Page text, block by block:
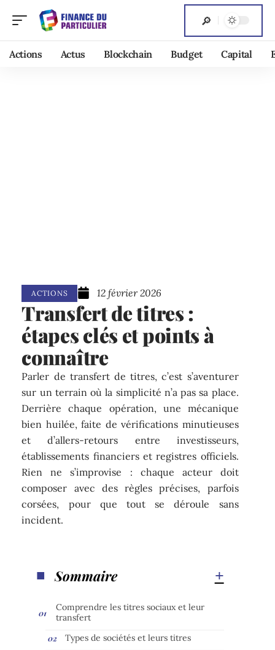
Actions Actus Blockchain Budget Capital
ACTIONS 12 février 2026
Transfert de titres :
étapes clés et points à
connaître
Parler de transfert de titres, c’est s’aventurer
sur un terrain où la simplicité n’a pas sa place.
Derrière chaque opération, une mécanique
bien huilée, faite de vérifications minutieuses
et d’allers-retours entre investisseurs,
établissements financiers et registres officiels.
Rien ne s’improvise : chaque acteur doit
composer avec des règles précises, parfois
corsées, pour que tout se déroule sans
incident.
Sommaire
Comprendre les titres sociaux et leur
transfert
Types de sociétés et leurs titres